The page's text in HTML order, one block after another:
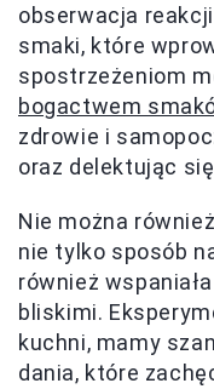
obserwacja
smaki, które
spostrzeżeniom
bogactwem
zdrowie i
oraz delektując
Nie można
nie tylko sposób
również
bliskimi.
kuchni, mamy
dania, które